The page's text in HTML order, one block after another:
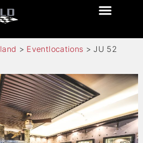
> Eventlocations >JU 52